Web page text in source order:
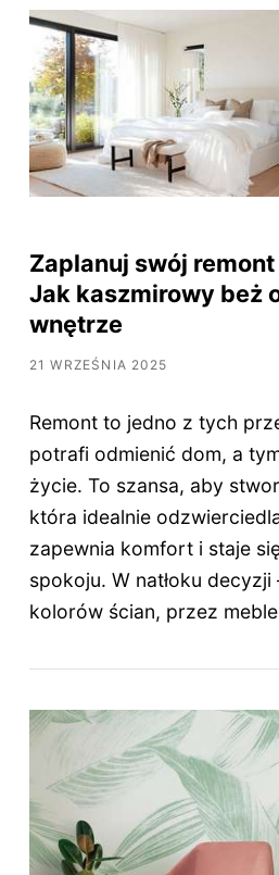
Zaplanuj swój
Jak kaszmirowy beż
wnętrze
21 WRZEŚNIA 2025
Remont to jedno z tych
potrafi odmienić dom, a
życie. To szansa, aby
która idealnie
zapewnia komfort i staje
spokoju. W natłoku
kolorów ścian, przez